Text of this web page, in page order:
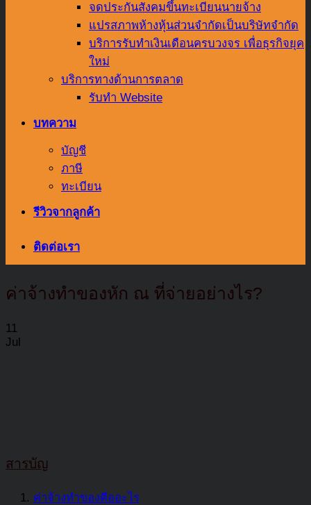
จดประกันสังคมขึ้นทะเบียนนายจ้าง
แปรสภาพห้างหุ้นส่วนจำกัดเป็นบริษัทจำกัด
บริการรับทำเงินเดือนครบวงจร เพื่อธุรกิจยุค
ใหม่
บริการทางด้านการตลาด
รับทำ Website
บทความ
บัญชี
ภาษี
ทะเบียน
รีวิวจากลูกค้า
ติดต่อเรา
ค่าจ้างทำของหัก ณ ที่จ่ายอย่างไร?
11
Jul
สารบัญ
ค่าจ้างทำของคืออะไร